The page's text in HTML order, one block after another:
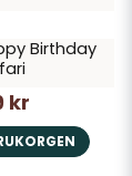
Birthday
kr